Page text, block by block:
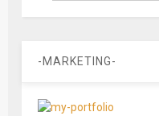
-MARKETING-